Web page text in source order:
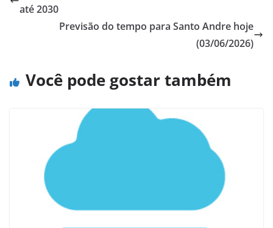
até 2030
Previsão do tempo para Santo Andre hoje
(03/06/2026)
Você pode gostar também